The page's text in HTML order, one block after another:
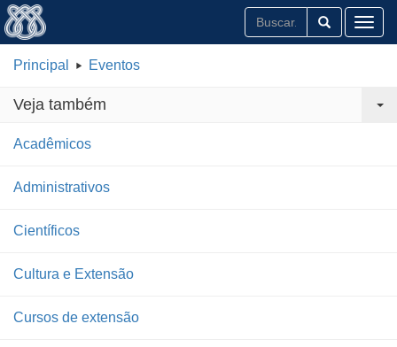
Principal Eventos
Veja também
Acadêmicos
Administrativos
Científicos
Cultura e Extensão
Cursos de extensão